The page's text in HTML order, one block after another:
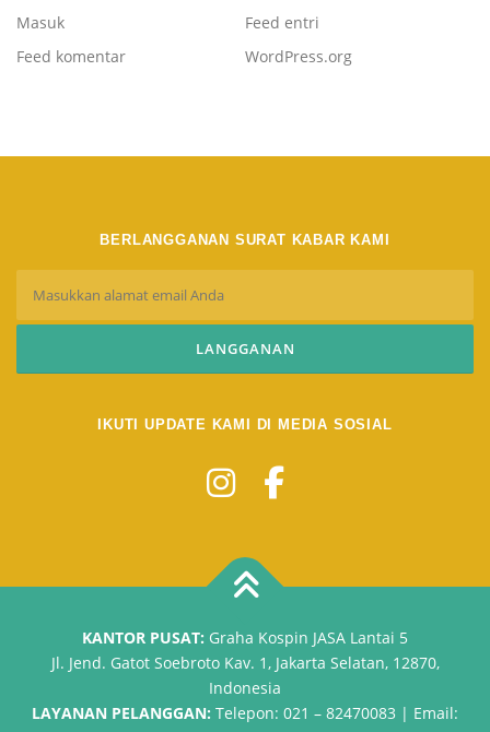
Masuk
Feed entri
Feed komentar
WordPress.org
BERLANGGANAN SURAT KABAR KAMI
IKUTI UPDATE KAMI DI MEDIA SOSIAL
KANTOR PUSAT: Graha Kospin JASA Lantai 5
Jl. Jend. Gatot Soebroto Kav. 1, Jakarta Selatan, 12870,
Indonesia
LAYANAN PELANGGAN: Telepon: 021 – 82470083 | Email: